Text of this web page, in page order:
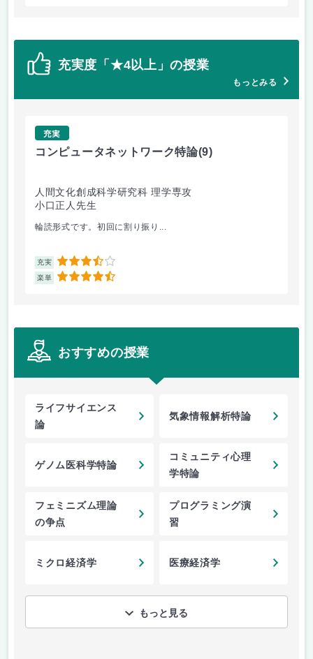
充実度「★4以上」の授業
もっとみる
充実
コンピュータネットワーク特論(9)
人間文化創成科学研究科 理学専攻
小口正人先生
輪読形式です。初回に割り振り...
充実 3.5
楽単 4.5
おすすめの授業
ライフサイエンス
論
気象情報解析特論
ゲノム医科学特論
コミュニティ心理
学特論
フェミニズム理論
の争点
プログラミング演
習
ミクロ経済学 医療経済学
もっと見る